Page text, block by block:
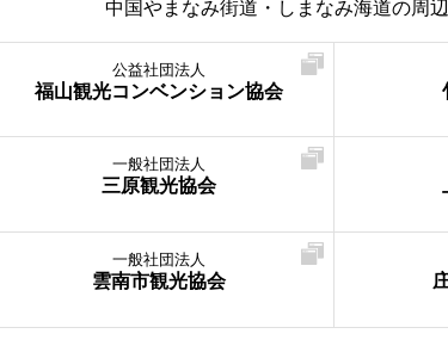
中国やまなみ街道・しまなみ海道の周
公益社団法人
福山観光コンベンション協会
一般社団法人
三原観光協会
一般社団法人
雲南市観光協会